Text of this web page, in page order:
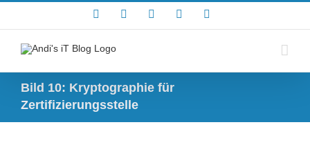
Facebook YouTube
Bild 10: Kryptographie für
Zertifizierungsstelle